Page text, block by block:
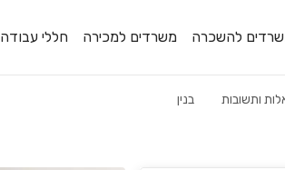
להשכרה משרדים למכירה חללי עבודה
ותשובות בנין